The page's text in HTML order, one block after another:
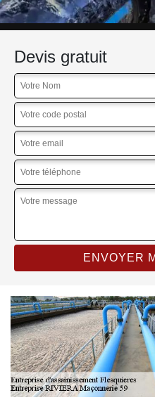
Devis gratuit